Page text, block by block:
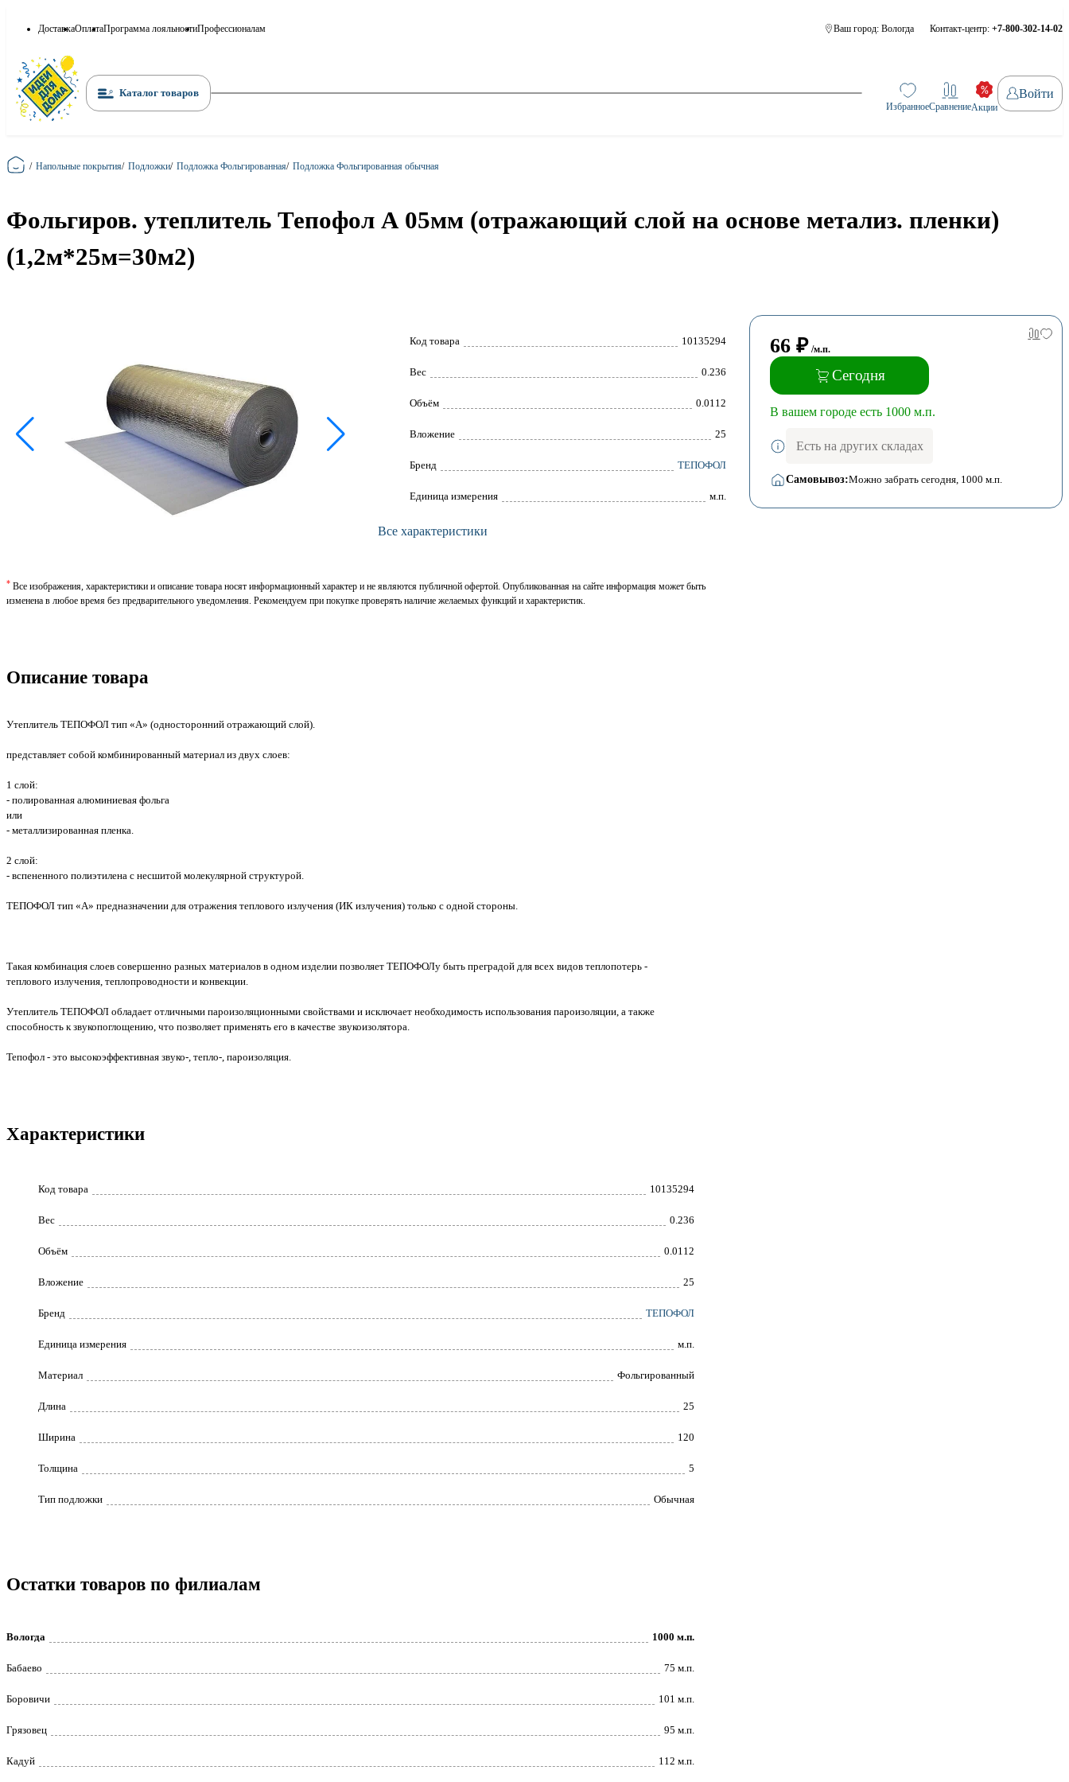
ДоставкаОплатаПрограмма лояльностиПрофессионалам Ваш город: Вологда Контакт-центр: +7-800-302-14-02
Каталог товаров
ИзбранноеСравнениеАкции
Войти
Главная
/ Напольные покрытия/ Подложки/ Подложка Фольгированная/ Подложка Фольгированная обычная
Фольгиров. утеплитель Тепофол А 05мм (отражающий слой на основе метализ. пленки)
(1,2м*25м=30м2)
Код товара 10135294
Вес 0.236
Объём 0.0112
Вложение 25
Брeнд ТЕПОФОЛ
Единица измерения м.п.
Все характеристики
* Все изображения, характеристики и описание товара носят информационный характер и не являются публичной офертой. Опубликованная на сайте информация может быть
изменена в любое время без предварительного уведомления. Рекомендуем при покупке проверять наличие желаемых функций и характеристик.
66 ₽ /м.п.
Сегодня
В вашем городе есть 1000 м.п.
Есть на других складах
Самовывоз:Можно забрать сегодня, 1000 м.п.
Описание товара
Утеплитель ТЕПОФОЛ тип «А» (односторонний отражающий слой).
представляет собой комбинированный материал из двух слоев:
1 слой:
- полированная алюминиевая фольга
или
- металлизированная пленка.
2 слой:
- вспененного полиэтилена с несшитой молекулярной структурой.
ТЕПОФОЛ тип «А» предназначении для отражения теплового излучения (ИК излучения) только с одной стороны.
Такая комбинация слоев совершенно разных материалов в одном изделии позволяет ТЕПОФОЛу быть преградой для всех видов теплопотерь -
теплового излучения, теплопроводности и конвекции.
Утеплитель ТЕПОФОЛ обладает отличными пароизоляционными свойствами и исключает необходимость использования пароизоляции, а также
способность к звукопоглощению, что позволяет применять его в качестве звукоизолятора.
Тепофол - это высокоэффективная звуко-, тепло-, пароизоляция.
Характеристики
Код товара 10135294
Вес 0.236
Объём 0.0112
Вложение 25
Бренд ТЕПОФОЛ
Единица измерения м.п.
Материал Фольгированный
Длина 25
Ширина 120
Толщина 5
Тип подложки Обычная
Остатки товаров по филиалам
Вологда 1000 м.п.
Бабаево 75 м.п.
Боровичи 101 м.п.
Грязовец 95 м.п.
Кадуй 112 м.п.